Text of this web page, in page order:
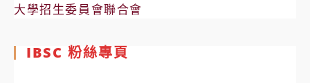
大學招生委員會聯合會
IBSC 粉絲專頁